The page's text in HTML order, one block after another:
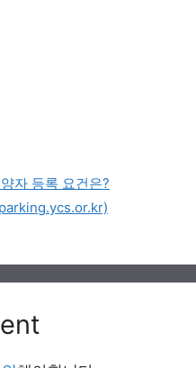
자 등록 요건은?